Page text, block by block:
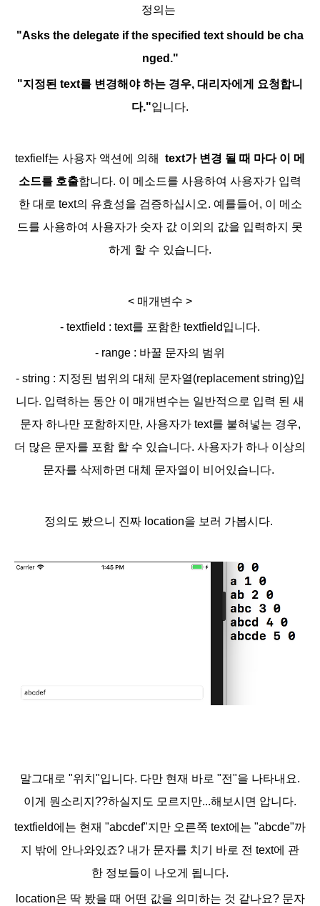
정의는
"Asks the delegate if the specified text should be cha
nged."
"지정된 text를 변경해야 하는 경우, 대리자에게 요청합니
다."입니다.
texfielf는 사용자 액션에 의해 text가 변경 될 때 마다 이 메
소드를 호출합니다. 이 메소드를 사용하여 사용자가 입력
한 대로 text의 유효성을 검증하십시오. 예를들어, 이 메소
드를 사용하여 사용자가 숫자 값 이외의 값을 입력하지 못
하게 할 수 있습니다.
< 매개변수 >
- textfield : text를 포함한 textfield입니다.
- range : 바꿀 문자의 범위
- string : 지정된 범위의 대체 문자열(replacement string)입
니다. 입력하는 동안 이 매개변수는 일반적으로 입력 된 새
문자 하나만 포함하지만, 사용자가 text를 붙혀넣는 경우,
더 많은 문자를 포함 할 수 있습니다. 사용자가 하나 이상의
문자를 삭제하면 대체 문자열이 비어있습니다.
정의도 봤으니 진짜 location을 보러 가봅시다.
말그대로 "위치"입니다. 다만 현재 바로 "전"을 나타내요.
이게 뭔소리지??하실지도 모르지만...해보시면 압니다.
textfield에는 현재 "abcdef"지만 오른쪽 text에는 "abcde"까
지 밖에 안나와있죠? 내가 문자를 치기 바로 전 text에 관
한 정보들이 나오게 됩니다.
location은 딱 봤을 때 어떤 값을 의미하는 것 같나요? 문자